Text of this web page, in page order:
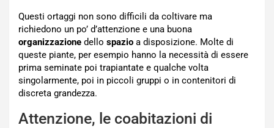
Questi ortaggi non sono difficili da coltivare ma
richiedono un po’ d’attenzione e una buona
organizzazione dello spazio a disposizione. Molte di
queste piante, per esempio hanno la necessità di essere
prima seminate poi trapiantate e qualche volta
singolarmente, poi in piccoli gruppi o in contenitori di
discreta grandezza.
Attenzione, le coabitazioni di